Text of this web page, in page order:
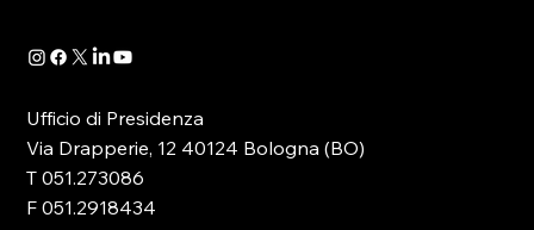
SETTANTACINQUESIMO BOLLETTINO
SULLE LUDOPATIE
Ufficio di Presidenza
Via Drapperie, 12 40124 Bologna (BO)
T 051.273086
F 051.2918434